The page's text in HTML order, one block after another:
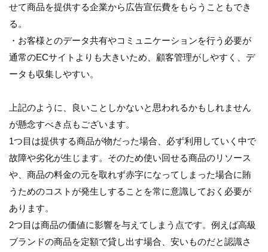
せて商品を提供する企業から広告宣伝費をもらうこともでき
る。
・お客様とのデータ共有やコミュニケーションを行う必要が
通常のECサイトよりも大きいため、顧客管理がしやすく、デ
ータも収集しやすい。
上記のように、良いことしかないと思われるかもしれません
が懸念すべき点もございます。
1つ目は提供する商品が物だった場合、必ず利用していく中で
故障や劣化が生じます。そのため使い回せる商品のリソース
や、商品の料金の元を取れず赤字になってしまった場合に賄
うためのコストが発生しすることを常に意識しておく必要が
あります。
2つ目は商品の価値に影響を与えてしまう点です。例えば高級
ブランドの商品を定額で貸し出す場合、安いものだと認識さ